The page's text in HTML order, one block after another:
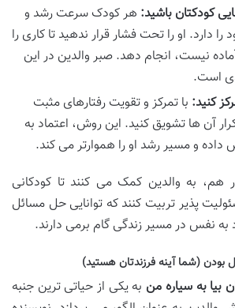
کودکتان باشید: هر کودک سرعت رشد و
دارد. او را تحت فشار قرار ندهید تا کاری را
نیست، انجام دهد. صبر والدین در این
است.
کنید: با تمرکز و تقویت رفتارهای مثبت
آن ها تشویق کنید. این روش، اعتماد به
داده و مسیر رشد او را هموارتر می کند.
هم، به والدین کمک می کنند تا کودکانی
پذیر تربیت کنند که توانایی حل مسائل
به نفس در مسیر زندگی گام برمی دارند.
(شما آینه فرزندتان هستید)
بیا به سیاره من به یکی از حیاتی ترین جنبه